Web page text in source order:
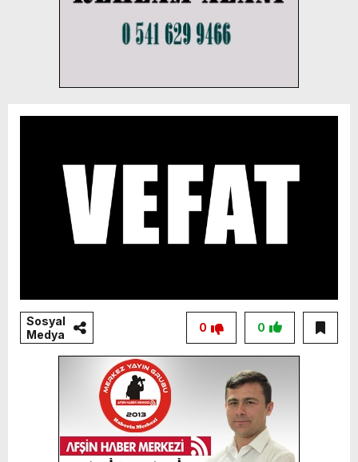
Sosyal
Medya
0
0